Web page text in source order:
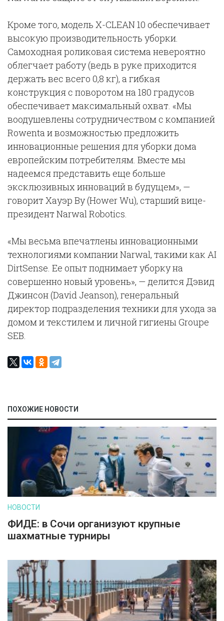
Кроме того, модель X-CLEAN 10 обеспечивает
высокую производительность уборки.
Самоходная роликовая система невероятно
облегчает работу (ведь в руке приходится
держать вес всего 0,8 кг), а гибкая
конструкция с поворотом на 180 градусов
обеспечивает максимальный охват. «Мы
воодушевлены сотрудничеством с компанией
Rowenta и возможностью предложить
инновационные решения для уборки дома
европейским потребителям. Вместе мы
надеемся представить еще больше
эксклюзивных инноваций в будущем», —
говорит Хауэр Ву (Hower Wu), старший вице-
президент Narwal Robotics.
«Мы весьма впечатлены инновационными
технологиями компании Narwal, такими как AI
DirtSense. Ее опыт поднимает уборку на
совершенно новый уровень», — делится Дэвид
Джинсон (David Jeanson), генеральный
директор подразделения техники для ухода за
домом и текстилем и личной гигиены Groupe
SEB.
ПОХОЖИЕ НОВОСТИ
НОВОСТИ
ФИДЕ: в Сочи организуют крупные
шахматные турниры